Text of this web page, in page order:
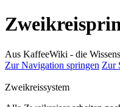
Aus KaffeeWiki - die
Zur Navigation springen Zur
Zweikreissystem